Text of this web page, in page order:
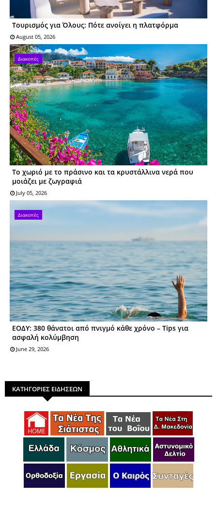
Τουρισμός για Όλους: Πότε ανοίγει η πλατφόρμα
August 05, 2026
Διακοπές
Το χωριό με το πράσινο και τα κρυστάλλινα νερά που
μοιάζει με ζωγραφιά
July 05, 2026
Διακοπές
ΕΟΔΥ: 380 θάνατοι από πνιγμό κάθε χρόνο – Tips για
ασφαλή κολύμβηση
June 29, 2026
ΚΑΤΗΓΟΡΙΕΣ ΕΙΔΗΣΕΩΝ